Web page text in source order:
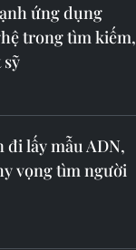
ứng dụng
trong tìm kiếm,
đi lấy mẫu ADN,
vọng tìm người